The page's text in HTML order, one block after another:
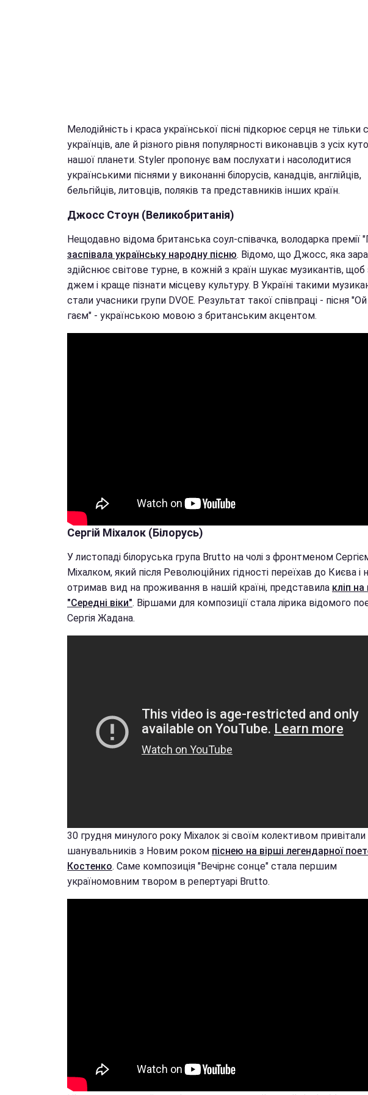
Мелодійність і краса української пісні підкорює серця не тільки
українців, але й різного рівня популярності виконавців з усіх
нашої планети. Styler пропонує вам послухати і насолодитися
українськими піснями у виконанні білорусів, канадців, англійців,
бельгійців, литовців, поляків та представників інших країн.
Джосс Стоун (Великобританія)
Нещодавно відома британська соул-співачка, володарка премії
заспівала українську народну пісню. Відомо, що Джосс, яка
здійснює світове турне, в кожній з країн шукає музикантів, щоб
джем і краще пізнати місцеву культуру. В Україні такими
стали учасники групи DVOE. Результат такої співпраці - пісня
гаєм" - українською мовою з британським акцентом.
Сергій Міхалок (Білорусь)
У листопаді білоруська група Brutto на чолі з фронтменом
Міхалком, який після Революційних гідності переїхав до Києва і
отримав вид на проживання в нашій країні, представила кліп на
"Середні віки". Віршами для композиції стала лірика відомого
Сергія Жадана.
30 грудня минулого року Міхалок зі своїм колективом привітали
шанувальників з Новим роком піснею на вірші легендарної
Костенко. Саме композиція "Вечірнє сонце" стала першим
україномовним твором в репертуарі Brutto.